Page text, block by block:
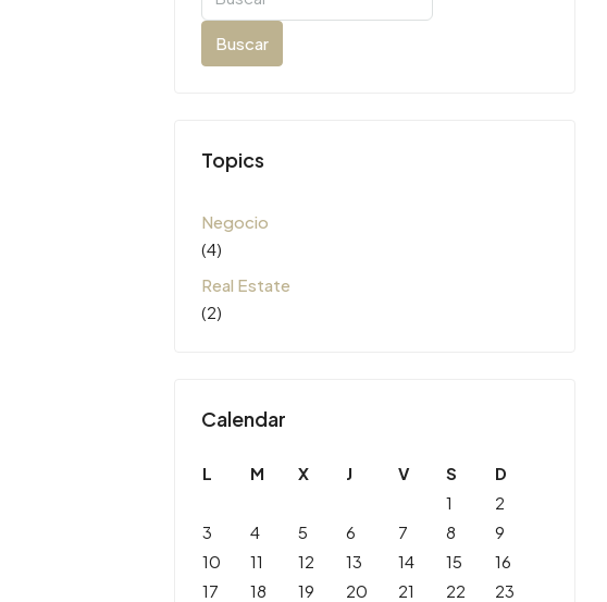
Buscar
Topics
Negocio
(4)
Real Estate
(2)
Calendar
L M X J V S
D
1
2
3
4 5 6 7 8
9
10
11 12 13 14 15
16
17
18 19 20 21 22
23